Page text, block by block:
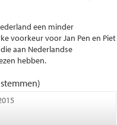
een minder
voorkeur voor Jan Pen en Piet
aan Nederlandse
hebben.